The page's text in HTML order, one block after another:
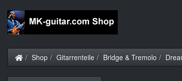
Startseite
Shop Gitarrenteile Bridge & Tremolo